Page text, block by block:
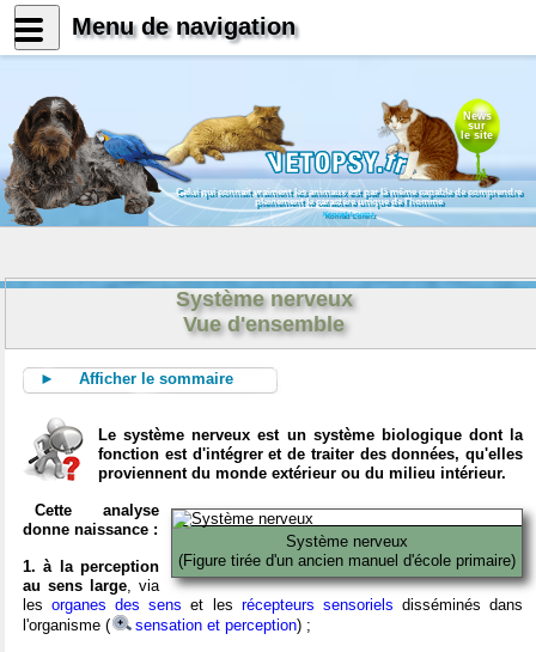
News
sur
le site
Celui qui connait vraiment les animaux est par là même capable de comprendre
pleinement le caractère unique de l'homme
Konrad Lorenz
Système nerveux
Vue d'ensemble
► Afficher le sommaire
Le système nerveux est un système biologique dont la
fonction est d'intégrer et de traiter des données, qu'elles
proviennent du monde extérieur ou du milieu intérieur.
Système nerveux
(Figure tirée d'un ancien manuel d'école primaire)
Cette analyse
donne naissance :
1. à la perception
au sens large, via
lesorganes des sens et les récepteurs sensoriels disséminés dans
l'organisme (
sensation et perception) ;
Menu de navigation